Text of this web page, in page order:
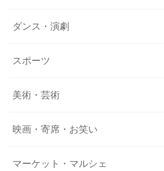
ダンス・演劇
スポーツ
美術・芸術
映画・寄席・お笑い
マーケット・マルシェ